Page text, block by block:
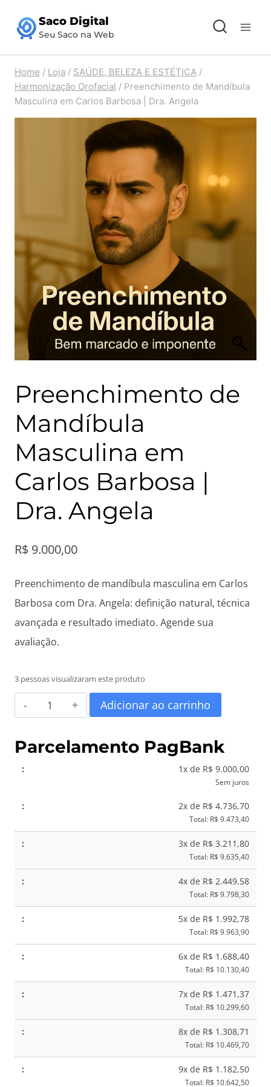
para
Conteúdo
Saco Digital
Seu Saco na Web
Home / Loja / SAÚDE, BELEZA E ESTÉTICA /
Harmonização Orofacial / Preenchimento de Mandíbula
Masculina em Carlos Barbosa | Dra. Angela
Preenchimento de
Mandíbula
Masculina em
Carlos Barbosa |
Dra. Angela
R$ 9.000,00
Preenchimento de mandíbula masculina em Carlos
Barbosa com Dra. Angela: definição natural, técnica
avançada e resultado imediato. Agende sua
avaliação.
3 pessoas visualizaram este produto
Preenchimento
de
Mandíbula
Adicionar ao carrinho
Parcelamento PagBank
1x de R$ 9.000,00
Sem juros
2x de R$ 4.736,70
Total: R$ 9.473,40
3x de R$ 3.211,80
Total: R$ 9.635,40
4x de R$ 2.449,58
Total: R$ 9.798,30
5x de R$ 1.992,78
Total: R$ 9.963,90
6x de R$ 1.688,40
Total: R$ 10.130,40
7x de R$ 1.471,37
Total: R$ 10.299,60
8x de R$ 1.308,71
Total: R$ 10.469,70
9x de R$ 1.182,50
Total: R$ 10.642,50